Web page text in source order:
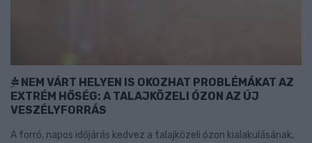
NEM VÁRT HELYEN IS OKOZHAT PROBLÉMÁKAT AZ
EXTRÉM HŐSÉG: A TALAJKÖZELI ÓZON AZ ÚJ
VESZÉLYFORRÁS
A forró, napos időjárás kedvez a talajközeli ózon kialakulásának,